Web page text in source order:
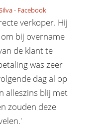
- Facebook
verkoper. Hij
bij overname
de klant te
was zeer
dag al op
alleszins blij met
zouden deze